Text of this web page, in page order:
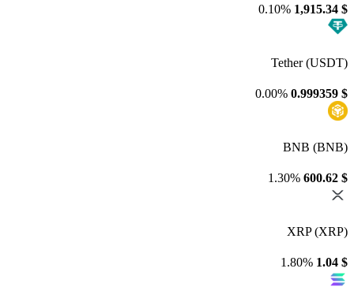
$
1,915.34
0.10%
Tether (USDT)
$
0.999359
0.00%
BNB (BNB)
$
600.62
1.30%
XRP (XRP)
$
1.04
1.80%